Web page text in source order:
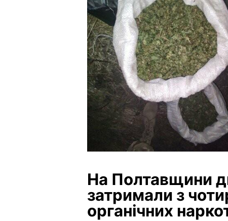
На Полтавщини
затримали з
органічних